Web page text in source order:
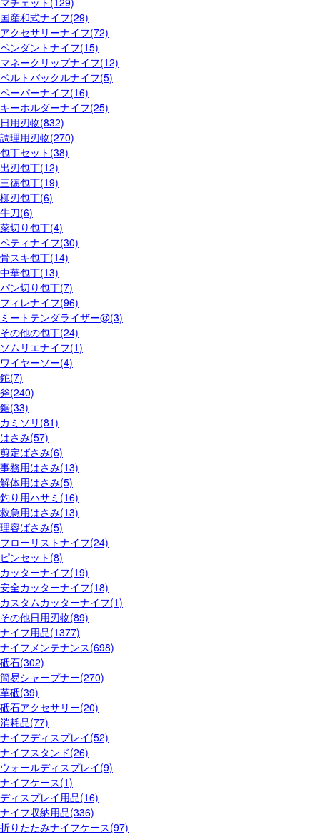
国産和式ナイフ(29)
アクセサリーナイフ(72)
ペンダントナイフ(15)
マネークリップナイフ(12)
ベルトバックルナイフ(5)
ペーパーナイフ(16)
キーホルダーナイフ(25)
日用刃物(832)
調理用刃物(270)
包丁セット(38)
出刃包丁(12)
三徳包丁(19)
柳刃包丁(6)
牛刀(6)
菜切り包丁(4)
ペティナイフ(30)
骨スキ包丁(14)
中華包丁(13)
パン切り包丁(7)
フィレナイフ(96)
ミートテンダライザー@(3)
その他の包丁(24)
ソムリエナイフ(1)
ワイヤーソー(4)
鉈(7)
斧(240)
鋸(33)
カミソリ(81)
はさみ(57)
剪定ばさみ(6)
事務用はさみ(13)
解体用はさみ(5)
釣り用ハサミ(16)
救急用はさみ(13)
理容ばさみ(5)
フローリストナイフ(24)
ピンセット(8)
カッターナイフ(19)
安全カッターナイフ(18)
カスタムカッターナイフ(1)
その他日用刃物(89)
ナイフ用品(1377)
ナイフメンテナンス(698)
砥石(302)
簡易シャープナー(270)
革砥(39)
砥石アクセサリー(20)
消耗品(77)
ナイフディスプレイ(52)
ナイフスタンド(26)
ウォールディスプレイ(9)
ナイフケース(1)
ディスプレイ用品(16)
ナイフ収納用品(336)
折りたたみナイフケース(97)